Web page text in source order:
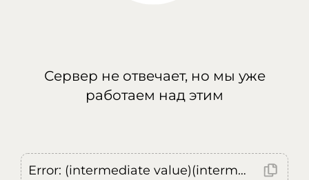
Сервер не отвечает, но мы уже
работаем над этим
Error: (intermediate value)(intermediate value)(intermediate value).replaceAll is not a function